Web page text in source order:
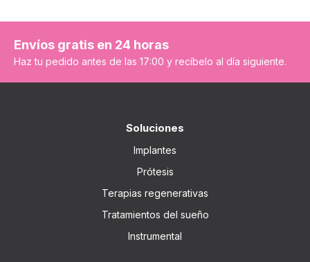
Envíos gratis en 24 horas
Haz tu pedido antes de las 17:00 y recíbelo al día siguiente.
Soluciones
Implantes
Prótesis
Terapias regenerativas
Tratamientos del sueño
Instrumental